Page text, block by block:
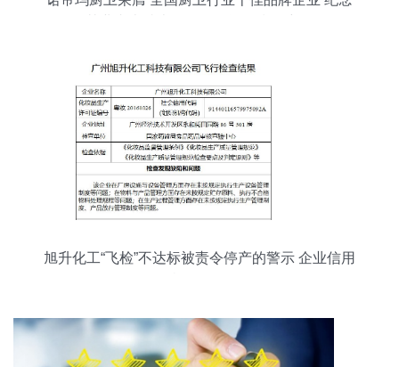
旭升化工“飞检”不达标被责令停产的警示 企业信用